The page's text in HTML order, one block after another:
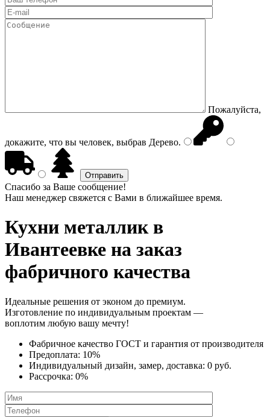
Пожалуйста,
докажите, что вы человек, выбрав Дерево.
Спасибо за Ваше сообщение!
Наш менеджер свяжется с Вами в ближайшее время.
Кухни металликв
Ивантеевке на заказ
фабричного качества
Идеальные решения от эконом до премиум.
Изготовление по индивидуальным проектам —
воплотим любую вашу мечту!
Фабричное качество ГОСТ и гарантия от производителя
Предоплата: 10%
Индивидуальный дизайн, замер, доставка: 0 руб.
Рассрочка: 0%